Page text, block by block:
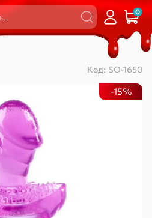
0
Код: SO-1650
-15%